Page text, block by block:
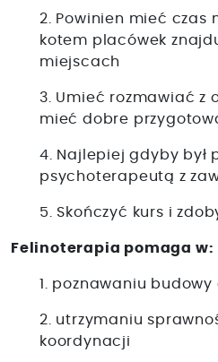
2. Powinien mieć czas
kotem placówek
miejscach
3. Umieć rozmawiać z
mieć dobre
4. Najlepiej gdyby był
psychoterapeutą z
5. Skończyć kurs i
Felinoterapia pomaga w:
1. poznawaniu budowy
2. utrzymaniu
koordynacji